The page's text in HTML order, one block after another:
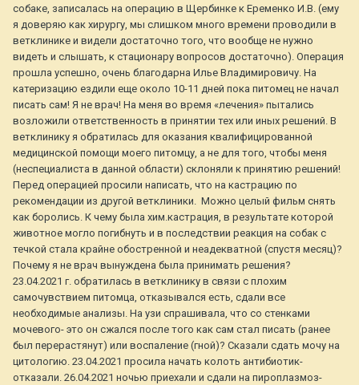
собаке, записалась на операцию в Щербинке к Еременко И.В. (ему
я доверяю как хирургу, мы слишком много времени проводили в
ветклинике и видели достаточно того, что вообще не нужно
видеть и слышать, к стационару вопросов достаточно). Операция
прошла успешно, очень благодарна Илье Владимировичу. На
катеризацию ездили еще около 10-11 дней пока питомец не начал
писать сам! Я не врач! На меня во время «лечения» пытались
возложили ответственность в принятии тех или иных решений. В
ветклинику я обратилась для оказания квалифицированной
медицинской помощи моего питомцу, а не для того, чтобы меня
(неспециалиста в данной области) склоняли к принятию решений!
Перед операцией просили написать, что на кастрацию по
рекомендации из другой ветклиники. Можно целый фильм снять
как боролись. К чему была хим.кастрация, в результате которой
животное могло погибнуть и в последствии реакция на собак с
течкой стала крайне обостренной и неадекватной (спустя месяц)?
Почему я не врач вынуждена была принимать решения?
23.04.2021 г. обратилась в ветклинику в связи с плохим
самочувствием питомца, отказывался есть, сдали все
необходимые анализы. На узи спрашивала, что со стенками
мочевого- это он сжался после того как сам стал писать (ранее
был перерастянут) или воспаление (гной)? Сказали сдать мочу на
цитологию. 23.04.2021 просила начать колоть антибиотик-
отказали. 26.04.2021 ночью приехали и сдали на пироплазмоз-